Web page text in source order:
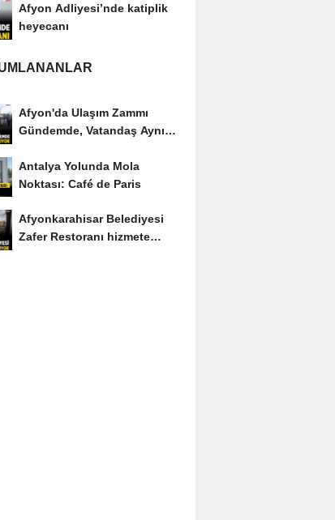
Afyon Adliyesi’nde katiplik
heyecanı
Afyon'da Ulaşım Zammı
Gündemde, Vatandaş Aynı
Antalya Yolunda Mola
Noktası: Café de Paris
Afyonkarahisar Belediyesi
Zafer Restoranı hizmete